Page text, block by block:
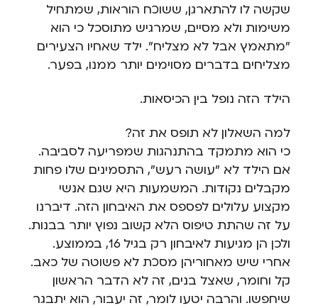
שקשה לו להתארגן, ששוכח הוראות, שמתחיל
משימות ולא מסיים, שמרגיש מתוסכל כי הוא
"מתאמץ אבל לא מצליח". ילד שאחיו הצעירים
מצליחים בדברים מסוימים יותר ממנו, בפער.
הילד הזה נופל בין הכיסאות.
למה השאלון לא תופס את זה?
כי הוא מתמקד בהתנהגות שמפריעה לסביבה.
אם הילד לא "עושה רעש", התסמינים שלו פחות
מקבלים נקודות. המשמעות היא שגם אנשי
מקצוע עלולים לפספס את האיבחון הזה. דיברנו
על זה שהתת טיפוס הלא קשוב נפוץ יותר בבנות.
ולכן הן מגיעות לאיבחון רק בגיל 16, בממוצע.
אחרי שיש מאחוריהן מסכת לא פשוטה של כאב.
קל וחומר, שאצל בנים, זה לא הדבר הראשון
שיחפשו. והרבה יטעו לומר, זה יעבור, הוא יתבגר